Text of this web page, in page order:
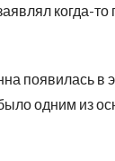
когда-
появилась в
одним из